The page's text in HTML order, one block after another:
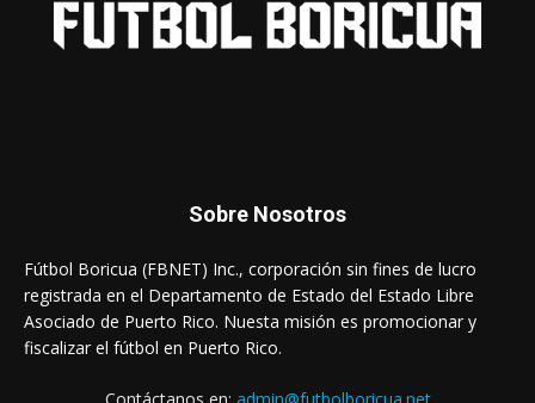
Sobre Nosotros
Fútbol Boricua (FBNET) Inc., corporación sin fines de lucro
registrada en el Departamento de Estado del Estado Libre
Asociado de Puerto Rico. Nuesta misión es promocionar y
fiscalizar el fútbol en Puerto Rico.